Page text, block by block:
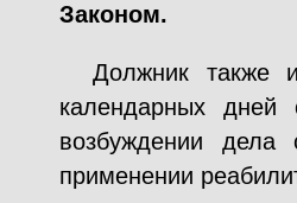
Законом.
Должник также
календарных
возбуждении дела
применении